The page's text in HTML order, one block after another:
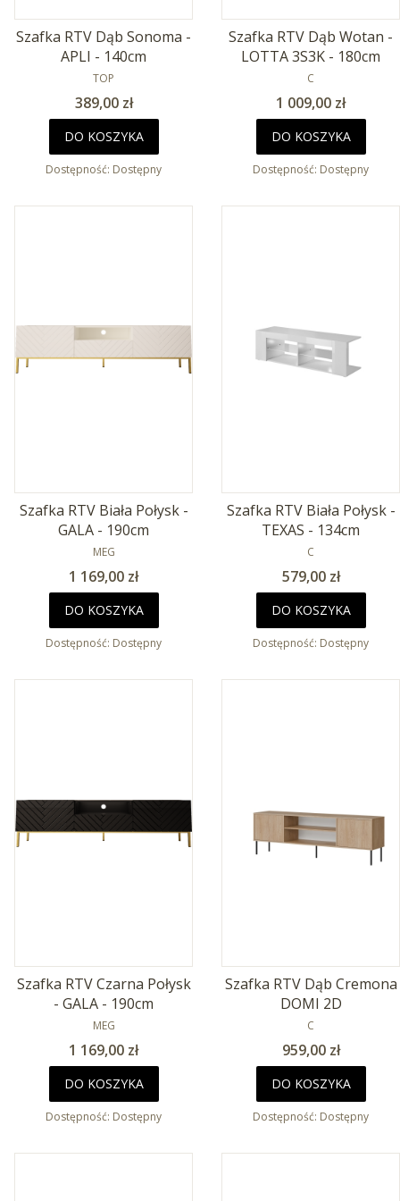
Szafka RTV Dąb Sonoma -
APLI - 140cm
PRODUCENT
TOP
Cena
389,00 zł
DO KOSZYKA
Dostępność: Dostępny
Szafka RTV Dąb Wotan -
LOTTA 3S3K - 180cm
PRODUCENT
C
Cena
1 009,00 zł
DO KOSZYKA
Dostępność: Dostępny
Szafka RTV Biała Połysk -
GALA - 190cm
PRODUCENT
MEG
Cena
1 169,00 zł
DO KOSZYKA
Dostępność: Dostępny
Szafka RTV Biała Połysk -
TEXAS - 134cm
PRODUCENT
C
Cena
579,00 zł
DO KOSZYKA
Dostępność: Dostępny
Szafka RTV Czarna Połysk
- GALA - 190cm
PRODUCENT
MEG
Cena
1 169,00 zł
DO KOSZYKA
Dostępność: Dostępny
Szafka RTV Dąb Cremona
DOMI 2D
PRODUCENT
C
Cena
959,00 zł
DO KOSZYKA
Dostępność: Dostępny